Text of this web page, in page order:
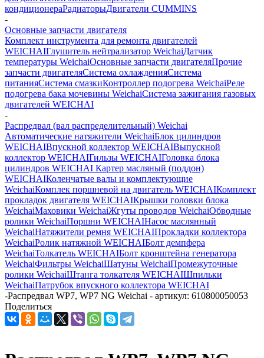
кондиционераРадиаторыДвигатели CUMMINS
-
Основные запчасти двигателя
Комплект инструмента для ремонта двигателей
WEICHAIГлушитель нейтрализатор WeichaiДатчик
температуры WeichaiОсновные запчасти двигателяПрочие
запчасти двигателяСистема охлажденияСистема
питанияСистема смазкиКонтроллер подогрева WeichaiРеле
подогрева бака мочевины WeichaiСистема зажигания газовых
двигателей WEICHAI
-
Распредвал (вал распределительный) Weichai
Автоматические натяжители WeichaiБлок цилиндров
WEICHAIВпускной коллектор WEICHAIВыпускной
коллектор WEICHAIГильзы WEICHAIГоловка блока
цилиндров WEICHAI Картер масляный (поддон)
WEICHAIКоленчатые валы и комплектующие
WeichaiКомплек поршневой на двигатель WEICHAIКомплект
прокладок двигателя WEICHAIКрышки головки блока
WeichaiМаховики WeichaiЖгуты проводов WeichaiОбводные
ролики WeichaiПоршни WEICHAIНасос маслянный
WeichaiНатяжители ремня WEICHAIПрокладки коллектора
WeichaiРолик натяжной WEICHAIБолт демпфера
WeichaiТолкатель WEICHAIБолт кронштейна генератора
WeichaiФильтры WeichaiШатуны WeichaiПромежуточные
ролики WeichaiШтанга толкателя WEICHAIШпильки
WeichaiПатрубок впускного коллектора WEICHAI
-Распредвал WP7, WP7 NG Weichai - артикул: 610800050053
Поделиться